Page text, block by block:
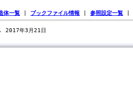
体一覧 ブックファイル情報 参照設定一覧
年3月21日